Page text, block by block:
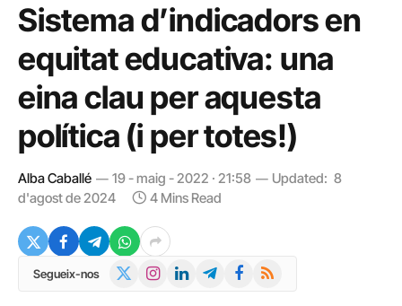
Sistema d’indicadors en
equitat educativa: una
eina clau per aquesta
política (i per totes!)
Alba Caballé 19 - maig - 2022 · 21:58 Updated: 8
d'agost de 2024
4 Mins Read
Segueix-nos InstagramLinkedInTelegramFacebook
RSS